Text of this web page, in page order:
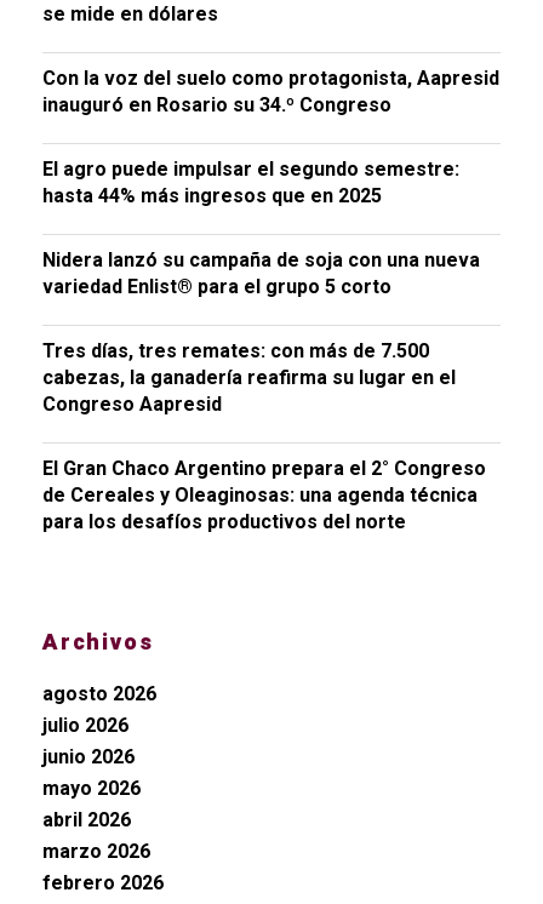
se mide en dólares
Con la voz del suelo como protagonista, Aapresid
inauguró en Rosario su 34.º Congreso
El agro puede impulsar el segundo semestre:
hasta 44% más ingresos que en 2025
Nidera lanzó su campaña de soja con una nueva
variedad Enlist® para el grupo 5 corto
Tres días, tres remates: con más de 7.500
cabezas, la ganadería reafirma su lugar en el
Congreso Aapresid
El Gran Chaco Argentino prepara el 2° Congreso
de Cereales y Oleaginosas: una agenda técnica
para los desafíos productivos del norte
Archivos
agosto 2026
julio 2026
junio 2026
mayo 2026
abril 2026
marzo 2026
febrero 2026